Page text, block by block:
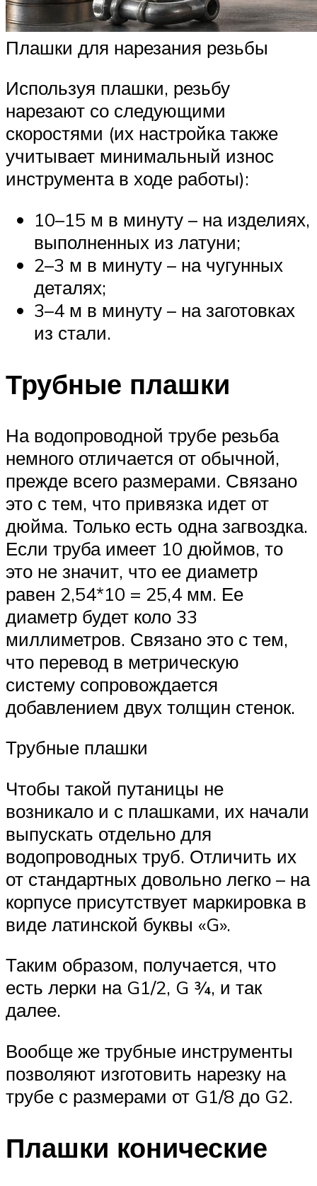
Плашки для нарезания резьбы
Используя плашки, резьбу
нарезают со следующими
скоростями (их настройка также
учитывает минимальный износ
инструмента в ходе работы):
10–15 м в минуту – на изделиях,
выполненных из латуни;
2–3 м в минуту – на чугунных
деталях;
3–4 м в минуту – на заготовках
из стали.
Трубные плашки
На водопроводной трубе резьба
немного отличается от обычной,
прежде всего размерами. Связано
это с тем, что привязка идет от
дюйма. Только есть одна загвоздка.
Если труба имеет 10 дюймов, то
это не значит, что ее диаметр
равен 2,54*10 = 25,4 мм. Ее
диаметр будет коло 33
миллиметров. Связано это с тем,
что перевод в метрическую
систему сопровождается
добавлением двух толщин стенок.
Трубные плашки
Чтобы такой путаницы не
возникало и с плашками, их начали
выпускать отдельно для
водопроводных труб. Отличить их
от стандартных довольно легко – на
корпусе присутствует маркировка в
виде латинской буквы «G».
Таким образом, получается, что
есть лерки на G1/2, G ¾, и так
далее.
Вообще же трубные инструменты
позволяют изготовить нарезку на
трубе с размерами от G1/8 до G2.
Плашки конические